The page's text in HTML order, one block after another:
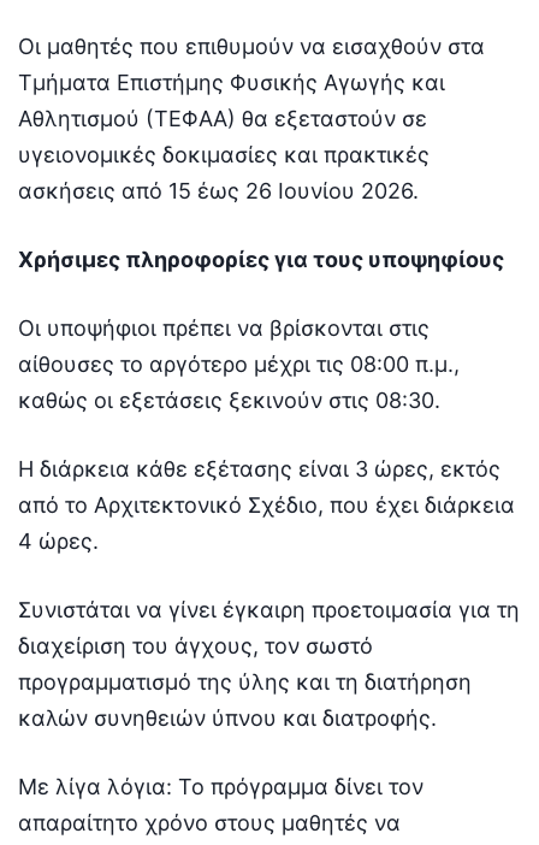
Οι μαθητές που επιθυμούν να εισαχθούν στα
Τμήματα Επιστήμης Φυσικής Αγωγής και
Αθλητισμού (ΤΕΦΑΑ) θα εξεταστούν σε
υγειονομικές δοκιμασίες και πρακτικές
ασκήσεις από 15 έως 26 Ιουνίου 2026.
Χρήσιμες πληροφορίες για τους υποψηφίους
Οι υποψήφιοι πρέπει να βρίσκονται στις
αίθουσες το αργότερο μέχρι τις 08:00 π.μ.,
καθώς οι εξετάσεις ξεκινούν στις 08:30.
Η διάρκεια κάθε εξέτασης είναι 3 ώρες, εκτός
από το Αρχιτεκτονικό Σχέδιο, που έχει διάρκεια
4 ώρες.
Συνιστάται να γίνει έγκαιρη προετοιμασία για τη
διαχείριση του άγχους, τον σωστό
προγραμματισμό της ύλης και τη διατήρηση
καλών συνηθειών ύπνου και διατροφής.
Με λίγα λόγια: Το πρόγραμμα δίνει τον
απαραίτητο χρόνο στους μαθητές να